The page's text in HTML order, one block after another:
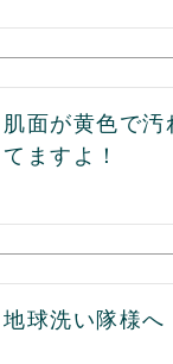
肌面が黄色で
てますよ！
地球洗い隊様へ